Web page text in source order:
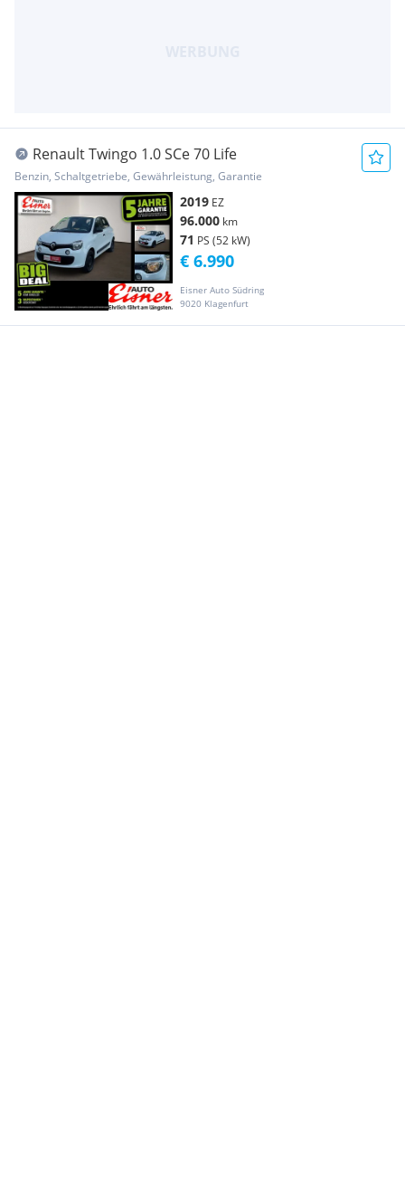
Renault Twingo 1.0 SCe 70 Life
Benzin, Schaltgetriebe, Gewährleistung, Garantie
2019 EZ
96.000 km
71 PS (52 kW)
Eisner Auto Südring
9020 Klagenfurt
€ 6.990